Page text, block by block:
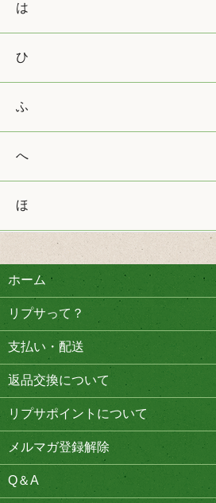
は
ひ
ふ
へ
ほ
ホーム
リプサって？
支払い・配送
返品交換について
リプサポイントについて
メルマガ登録解除
Q＆A